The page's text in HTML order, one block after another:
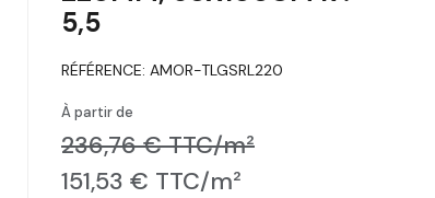
5,5
RÉFÉRENCE: AMOR-TLGSRL220
À partir de
236,76 € TTC/m²
151,53 € TTC/m²